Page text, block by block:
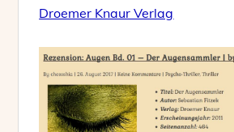
Droemer Knaur Verlag